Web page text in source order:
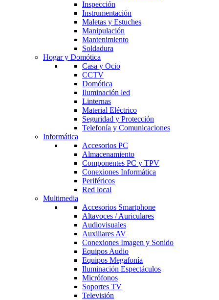
Inspección
Instrumentación
Maletas y Estuches
Manipulación
Mantenimiento
Soldadura
Hogar y Domótica
Casa y Ocio
CCTV
Domótica
Iluminación led
Linternas
Material Eléctrico
Seguridad y Protección
Telefonía y Comunicaciones
Informática
Accesorios PC
Almacenamiento
Componentes PC y TPV
Conexiones Informática
Periféricos
Red local
Multimedia
Accesorios Smartphone
Altavoces / Auriculares
Audiovisuales
Auxiliares AV
Conexiones Imagen y Sonido
Equipos Audio
Equipos Megafonía
Iluminación Espectáculos
Micrófonos
Soportes TV
Televisión